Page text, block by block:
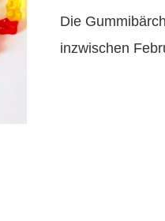
Die
inzwischen